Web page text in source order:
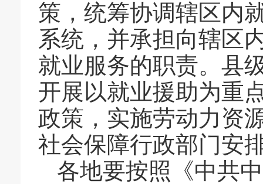
策，统筹协调辖区内
系统，并承担向辖区
就业服务的职责。县
开展以就业援助为重
政策，实施劳动力资
社会保障行政部门安
各地要按照《中共